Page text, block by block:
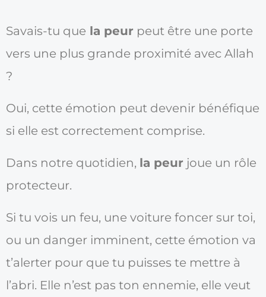
Savais-tu que la peur peut être une porte
vers une plus grande proximité avec Allah
?
Oui, cette émotion peut devenir bénéfique
si elle est correctement comprise.
Dans notre quotidien, la peur joue un rôle
protecteur.
Si tu vois un feu, une voiture foncer sur toi,
ou un danger imminent, cette émotion va
t’alerter pour que tu puisses te mettre à
l’abri. Elle n’est pas ton ennemie, elle veut